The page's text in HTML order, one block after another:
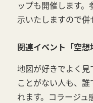
ップも開催します
示いたしますので併
関連イベント「空想
地図が好きでよく
ことがない人も、
れます。コラージュ